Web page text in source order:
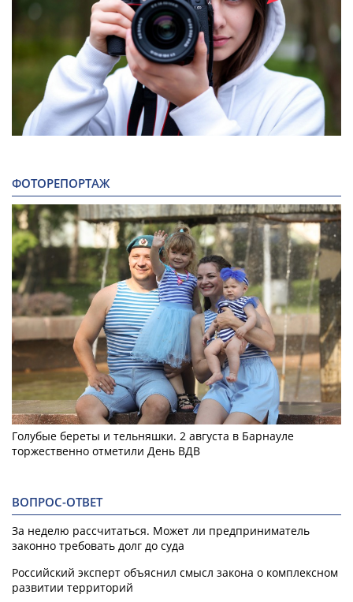
ФОТОРЕПОРТАЖ
Голубые береты и тельняшки. 2 августа в Барнауле
торжественно отметили День ВДВ
ВОПРОС-ОТВЕТ
За неделю рассчитаться. Может ли предприниматель
законно требовать долг до суда
Российский эксперт объяснил смысл закона о комплексном
развитии территорий